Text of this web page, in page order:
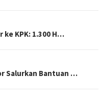
ke KPK: 1.300 H…
Salurkan Bantuan …